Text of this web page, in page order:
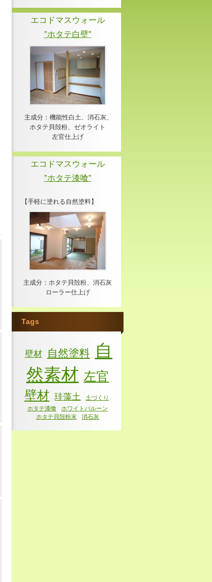
エコドマスウォール
”ホタテ白壁”
主成分：機能性白土、消石灰、
ホタテ貝殻粉、ゼオライト
左官仕上げ
エコドマスウォール
”ホタテ漆喰”
【手軽に塗れる自然塗料】
主成分：ホタテ貝殻粉、消石灰
ローラー仕上げ
Tags
壁材 自然塗料
自
然素材 左官
壁材 珪藻土
土づくり
ホタテ漆喰
ホワイトバルーン
ホタテ貝殻粉末
消石灰